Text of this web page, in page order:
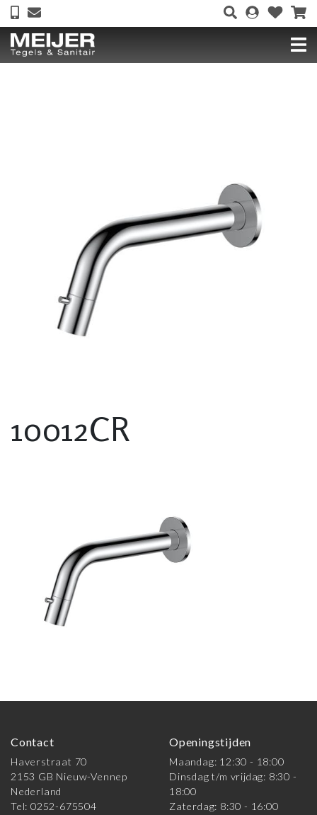
10012CR
Contact
Haverstraat 70
2153 GB Nieuw-Vennep
Nederland
Tel: 0252-675504
Openingstijden
Maandag: 12:30 - 18:00
Dinsdag t/m vrijdag: 8:30 -
18:00
Zaterdag: 8:30 - 16:00